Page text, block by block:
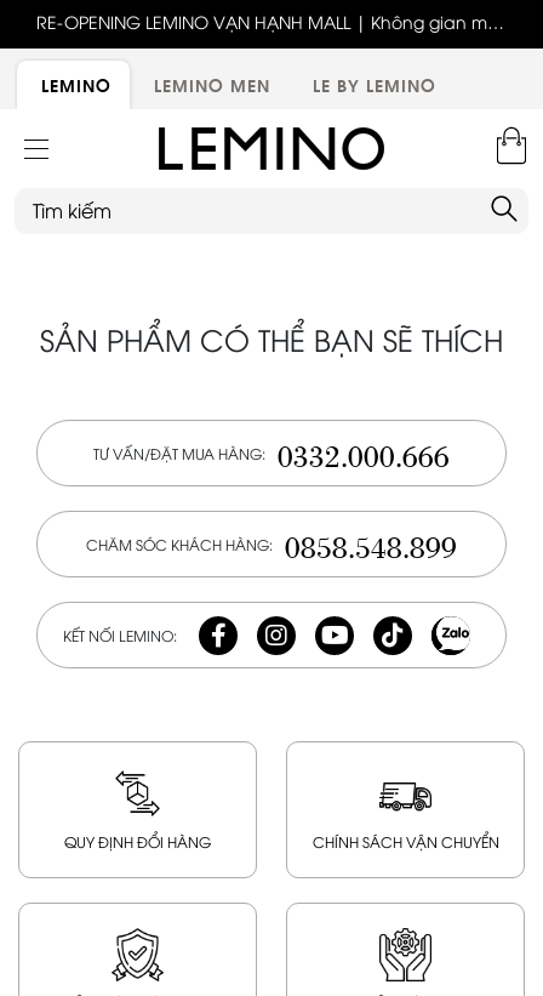
RE-OPENING LEMINO VẠN HẠNH MALL | Không gian mới,
trải nghiệm mới, ưu đãi tri ân đặc biệt
LEMINO
LEMINO MEN LE BY LEMINO
SẢN PHẨM CÓ THỂ BẠN SẼ THÍCH
TƯ VẤN/ĐẶT MUA HÀNG: 0332.000.666
CHĂM SÓC KHÁCH HÀNG: 0858.548.899
KẾT NỐI LEMINO:
QUY ĐỊNH ĐỔI HÀNG CHÍNH SÁCH VẬN CHUYỂN